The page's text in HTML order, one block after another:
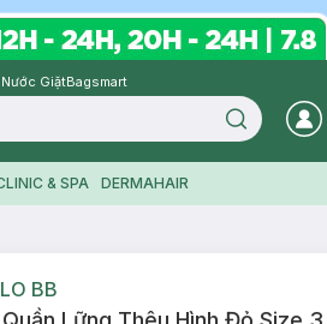
Nước GiặtBagsmart
Search icon
& SPA DERMAHAIR
BB